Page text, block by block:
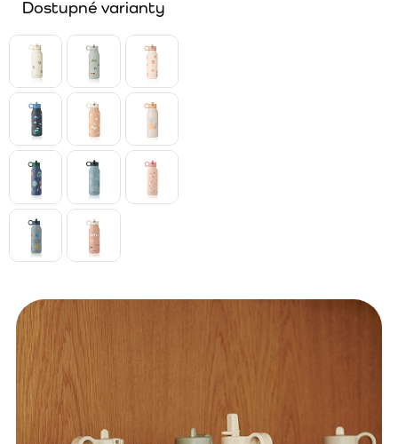
Dostupné varianty